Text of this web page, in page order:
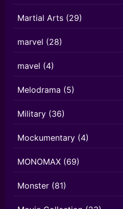
Martial Arts (29)
marvel (28)
mavel (4)
Melodrama (5)
Military (36)
Mockumentary (4)
MONOMAX (69)
Monster (81)